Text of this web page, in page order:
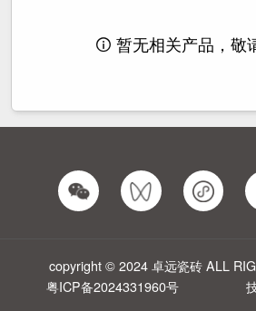
 暂无相关产品，敬
copyright © 2024 卓远瓷砖 ALL
粤ICP备2024331960号